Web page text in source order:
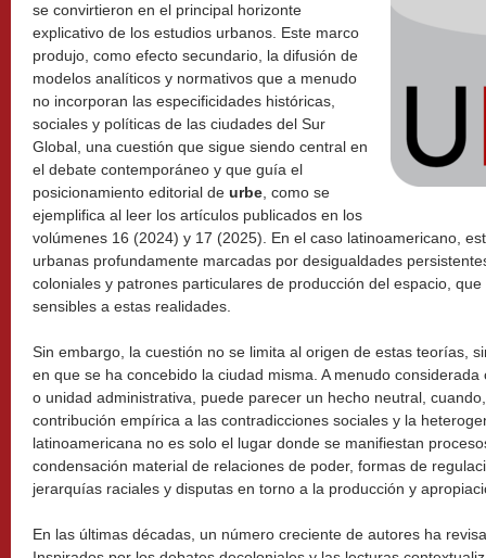
se convirtieron en el principal horizonte
explicativo de los estudios urbanos. Este marco
produjo, como efecto secundario, la difusión de
modelos analíticos y normativos que a menudo
no incorporan las especificidades históricas,
sociales y políticas de las ciudades del Sur
Global, una cuestión que sigue siendo central en
el debate contemporáneo y que guía el
posicionamiento editorial de urbe , como se
ejemplifica al leer los artículos publicados en los
volúmenes 16 (2024) y 17 (2025). En el caso latinoamericano,
urbanas profundamente marcadas por desigualdades
coloniales y patrones particulares de producción del espacio,
sensibles a estas realidades.
Sin embargo, la cuestión no se limita al origen de estas teorías,
en que se ha concebido la ciudad misma. A menudo
o unidad administrativa, puede parecer un hecho neutral,
contribución empírica a las contradicciones sociales y la
latinoamericana no es solo el lugar donde se manifiestan
condensación material de relaciones de poder, formas de
jerarquías raciales y disputas en torno a la producción y
En las últimas décadas, un número creciente de autores ha